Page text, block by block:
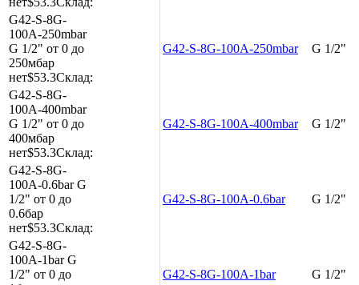
G42-S-8G-
100A-250mbar
G 1/2" от 0 до
250мбар
нет$53.3Склад:
G42-S-8G-100A-250mbar G 1/2"
G42-S-8G-
100A-400mbar
G 1/2" от 0 до
400мбар
нет$53.3Склад:
G42-S-8G-100A-400mbar G 1/2"
G42-S-8G-
100A-0.6barG
1/2" от 0 до
0.6бар
нет$53.3Склад:
G42-S-8G-100A-0.6bar G 1/2"
G42-S-8G-
100A-1barG
1/2" от 0 до
G42-S-8G-100A-1bar G 1/2"